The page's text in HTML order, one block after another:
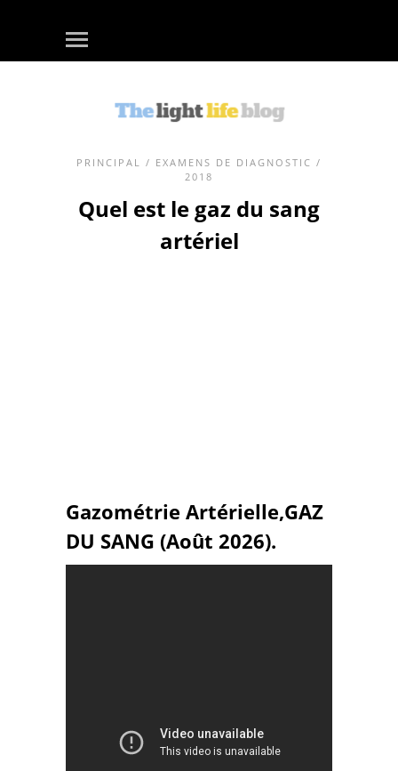
PRINCIPAL / EXAMENS DE DIAGNOSTIC /
2018
Quel est le gaz du sang
artériel
Gazométrie Artérielle,GAZ
DU SANG (Août 2026).